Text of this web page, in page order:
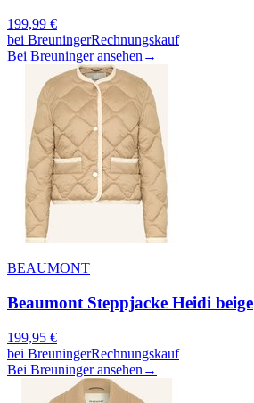
199,99 €
bei BreuningerRechnungskauf
Bei Breuninger ansehen →
BEAUMONT
Beaumont Steppjacke Heidi beige
199,95 €
bei BreuningerRechnungskauf
Bei Breuninger ansehen →